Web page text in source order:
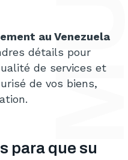
au Venezuela
détails pour
de services et
de vos biens,
para que su